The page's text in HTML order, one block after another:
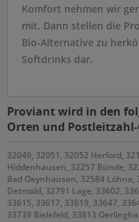
Komfort nehmen wir
mit. Dann stellen die
Bio-Alternative zu
Softdrinks dar.
Proviant wird in den
Orten und
32049, 32051, 32052 Herford,
Hiddenhausen, 32257 Bünde,
Bad Oeynhausen, 32584 Löhne,
Detmold, 32791 Lage, 33602,
33615, 33617, 33619, 33647,
33739 Bielefeld, 33813